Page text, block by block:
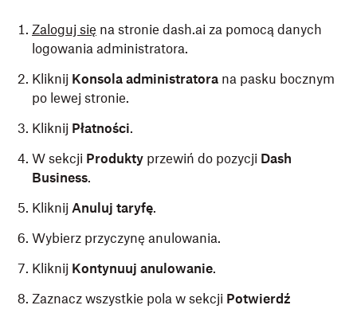
Zaloguj się na stronie dash.ai za pomocą danych
logowania administratora.
Kliknij Konsola administratora na pasku bocznym
po lewej stronie.
Kliknij Płatności.
W sekcji Produkty przewiń do pozycji Dash
Business.
Kliknij Anuluj taryfę.
Wybierz przyczynę anulowania.
Kliknij Kontynuuj anulowanie.
Zaznacz wszystkie pola w sekcji Potwierdź